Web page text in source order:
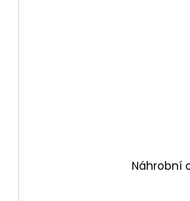
Náhrobní